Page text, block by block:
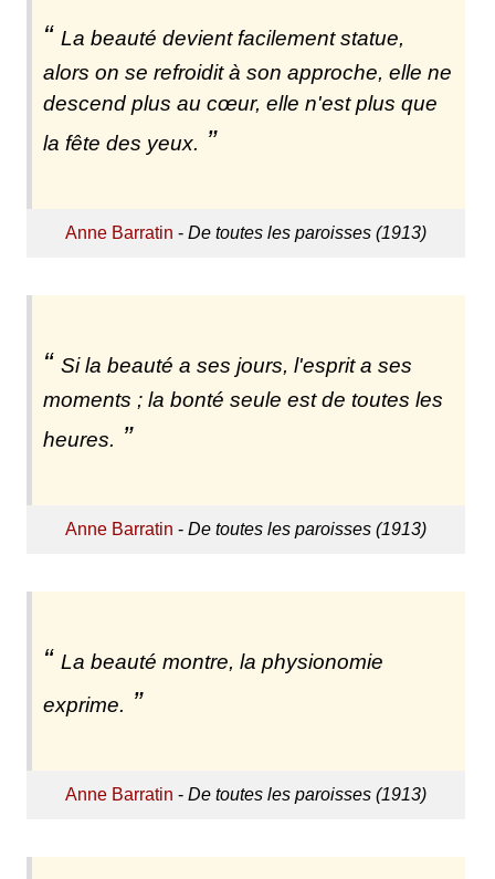
La beauté devient facilement statue,
alors on se refroidit à son approche, elle ne
descend plus au cœur, elle n'est plus que
la fête des yeux.
Anne Barratin - De toutes les paroisses (1913)
Si la beauté a ses jours, l'esprit a ses
moments ; la bonté seule est de toutes les
heures.
Anne Barratin - De toutes les paroisses (1913)
La beauté montre, la physionomie
exprime.
Anne Barratin - De toutes les paroisses (1913)